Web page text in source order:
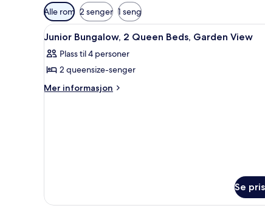
Tilgjengelige
filtre
for
Alle rom 2 senger 1 seng
Åpne
alle
bildene
av
Junior
1 soverom, minibar, safe
9
Junior Bungalow, 2 Queen Beds, Garden View
Plass til 4 personer
2 queensize-senger
Mer informasjon
Mer
Se